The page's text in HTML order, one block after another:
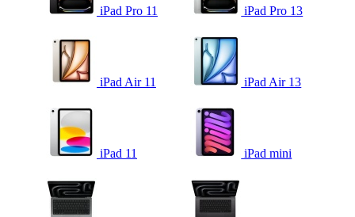
iPad Pro 11 iPad Pro 13
iPad Air 11 iPad Air 13
iPad 11 iPad mini